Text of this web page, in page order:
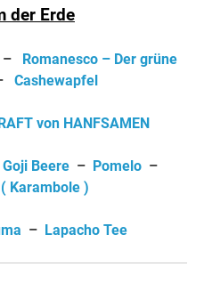
der Erde
–
Romanesco – Der grüne
Cashewapfel
von HANFSAMEN
Goji Beere– Pomelo–
Karambole )
– Lapacho Tee